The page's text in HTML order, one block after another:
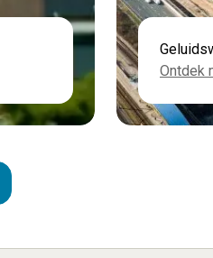
Ontdek